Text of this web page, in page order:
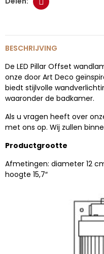
BESCHRIJVING
De LED Pillar Offset
onze door Art Deco
biedt stijlvolle
waaronder de badkamer.
Als u vragen heeft over
met ons op. Wij zullen
Productgrootte
Afmetingen: diameter 12
hoogte 15,7″